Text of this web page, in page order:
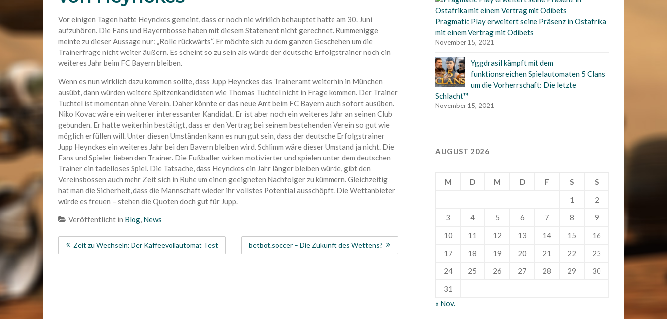
Vor einigen Tagen hatte Heynckes gemeint, dass er noch nie wirklich behauptet hatte am 30. Juni
aufzuhören. Die Fans und Bayernbosse haben mit diesem Statement nicht gerechnet. Rummenigge
meinte zu dieser Aussage nur: „Rolle rückwärts“. Er möchte sich zu dem ganzen Geschehen um die
Trainerfrage nicht weiter äußern. Es scheint so zu sein als würde der deutsche Erfolgstrainer noch ein
weiteres Jahr beim FC Bayern bleiben.
Wenn es nun wirklich dazu kommen sollte, dass Jupp Heynckes das Traineramt weiterhin in München
ausübt, dann würden weitere Spitzenkandidaten wie Thomas Tuchtel nicht in Frage kommen. Der Trainer
Tuchtel ist momentan ohne Verein. Daher könnte er das neue Amt beim FC Bayern auch sofort ausüben.
Niko Kovac wäre ein weiterer interessanter Kandidat. Er ist aber noch ein weiteres Jahr an seinen Club
gebunden. Er hatte weiterhin bestätigt, dass er den Vertrag bei seinem bestehenden Verein so gut wie
möglich erfüllen will. Unter diesen Umständen kann es nun gut sein, dass der deutsche Erfolgstrainer
Jupp Heynckes ein weiteres Jahr bei den Bayern bleiben wird. Schlimm wäre dieser Umstand ja nicht. Die
Fans und Spieler lieben den Trainer. Die Fußballer wirken motivierter und spielen unter dem deutschen
Trainer ein tadelloses Spiel. Die Tatsache, dass Heynckes ein Jahr länger bleiben würde, gibt den
Vereinsbossen auch mehr Zeit sich in Ruhe um einen geeigneten Nachfolger zu kümmern. Gleichzeitig
hat man die Sicherheit, dass die Mannschaft wieder ihr vollstes Potential ausschöpft. Die Wettanbieter
würde es freuen – stehen die Quoten doch gut für Jupp.
Veröffentlicht in Blog News
Beitragsnavigation
Zeit zu Wechseln: Der Kaffeevollautomat Test betbot.soccer – Die Zukunft des Wettens?
Pragmatic Play erweitert seine Präsenz in Ostafrika
mit einem Vertrag mit Odibets
November 15, 2021
Yggdrasil kämpft mit dem
funktionsreichen Spielautomaten 5 Clans
um die Vorherrschaft: Die letzte
Schlacht™
November 15, 2021
AUGUST 2026
M D M D F S
S
1
2
3
4 5 6 7 8
9
10
11 12 13 14 15
16
17
18 19 20 21 22
23
24
25 26 27 28 29
30
31
« Nov.